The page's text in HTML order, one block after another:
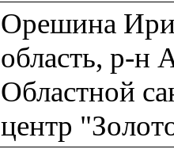
Орешина
область, р-н
Областной
центр